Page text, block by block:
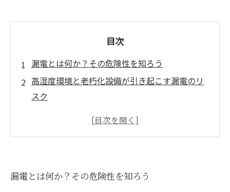
目次
漏電とは何か？その危険性を知ろう
高湿度環境と老朽化設備が引き起こす漏電のリ
スク
漏電改修の必要性：あなたの安全を守るために
安全な電気環境を実現するために今すぐできる
漏電とは何か？その危険性を知ろう